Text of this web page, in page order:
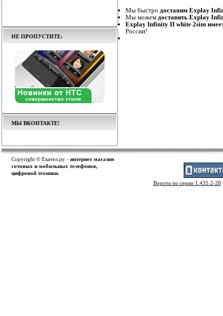
НЕ ПРОПУСТИТЕ:
МЫ ВКОНТАКТЕ!
Мы быстро доставим Explay
Мы можем доставить Explay
Explay Infinity II white 2sim
России!
Copyright © Екател.ру - интернет магазин
сотовых и мобильных телефонов,
цифровой техники.
Ворота по серии 1.435.2-28